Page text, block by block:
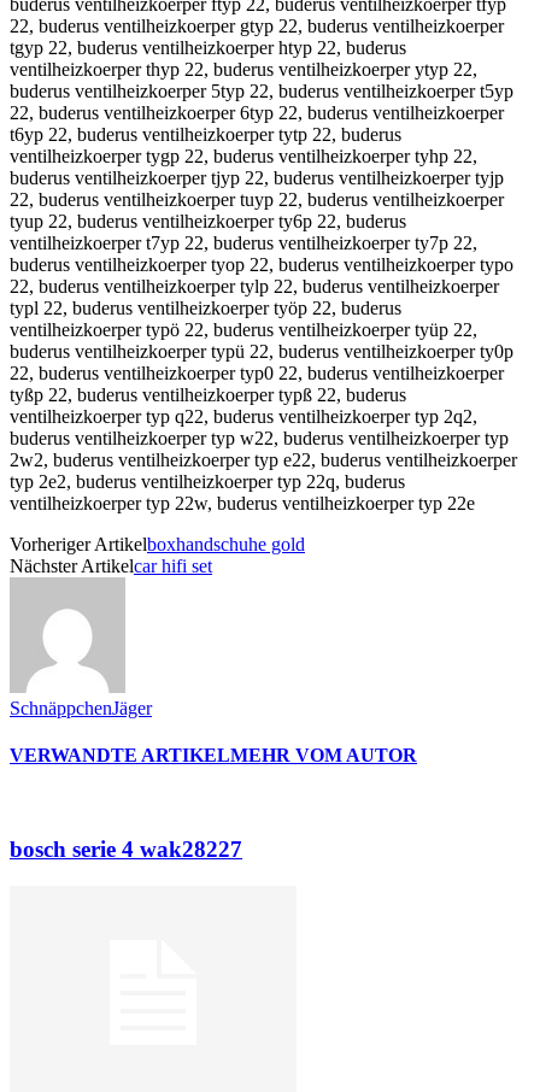
Vorheriger Artikelboxhandschuhe gold
Nächster Artikelcar hifi set
SchnäppchenJäger
VERWANDTE ARTIKELMEHR VOM AUTOR
bosch serie 4 wak28227